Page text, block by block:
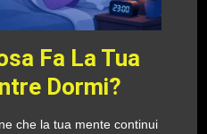
Fa La Tua
Dormi?
che la tua mente continui